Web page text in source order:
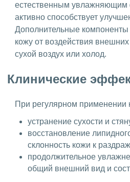
естественным увлажняющим
активно способствует
Дополнительные
кожу от воздействия
сухой воздух или холод.
Клинические
При регулярном применении
устранение сухости и
восстановление
склонность кожи к
продолжительное
общий внешний вид и